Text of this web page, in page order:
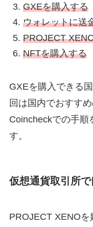
GXEを購入する
ウォレットに送
PROJECT
NFTを購入する
GXEを購入できる
回は国内でおすす
Coincheckでの手順
す。
仮想通貨取引所
PROJECT XENOを